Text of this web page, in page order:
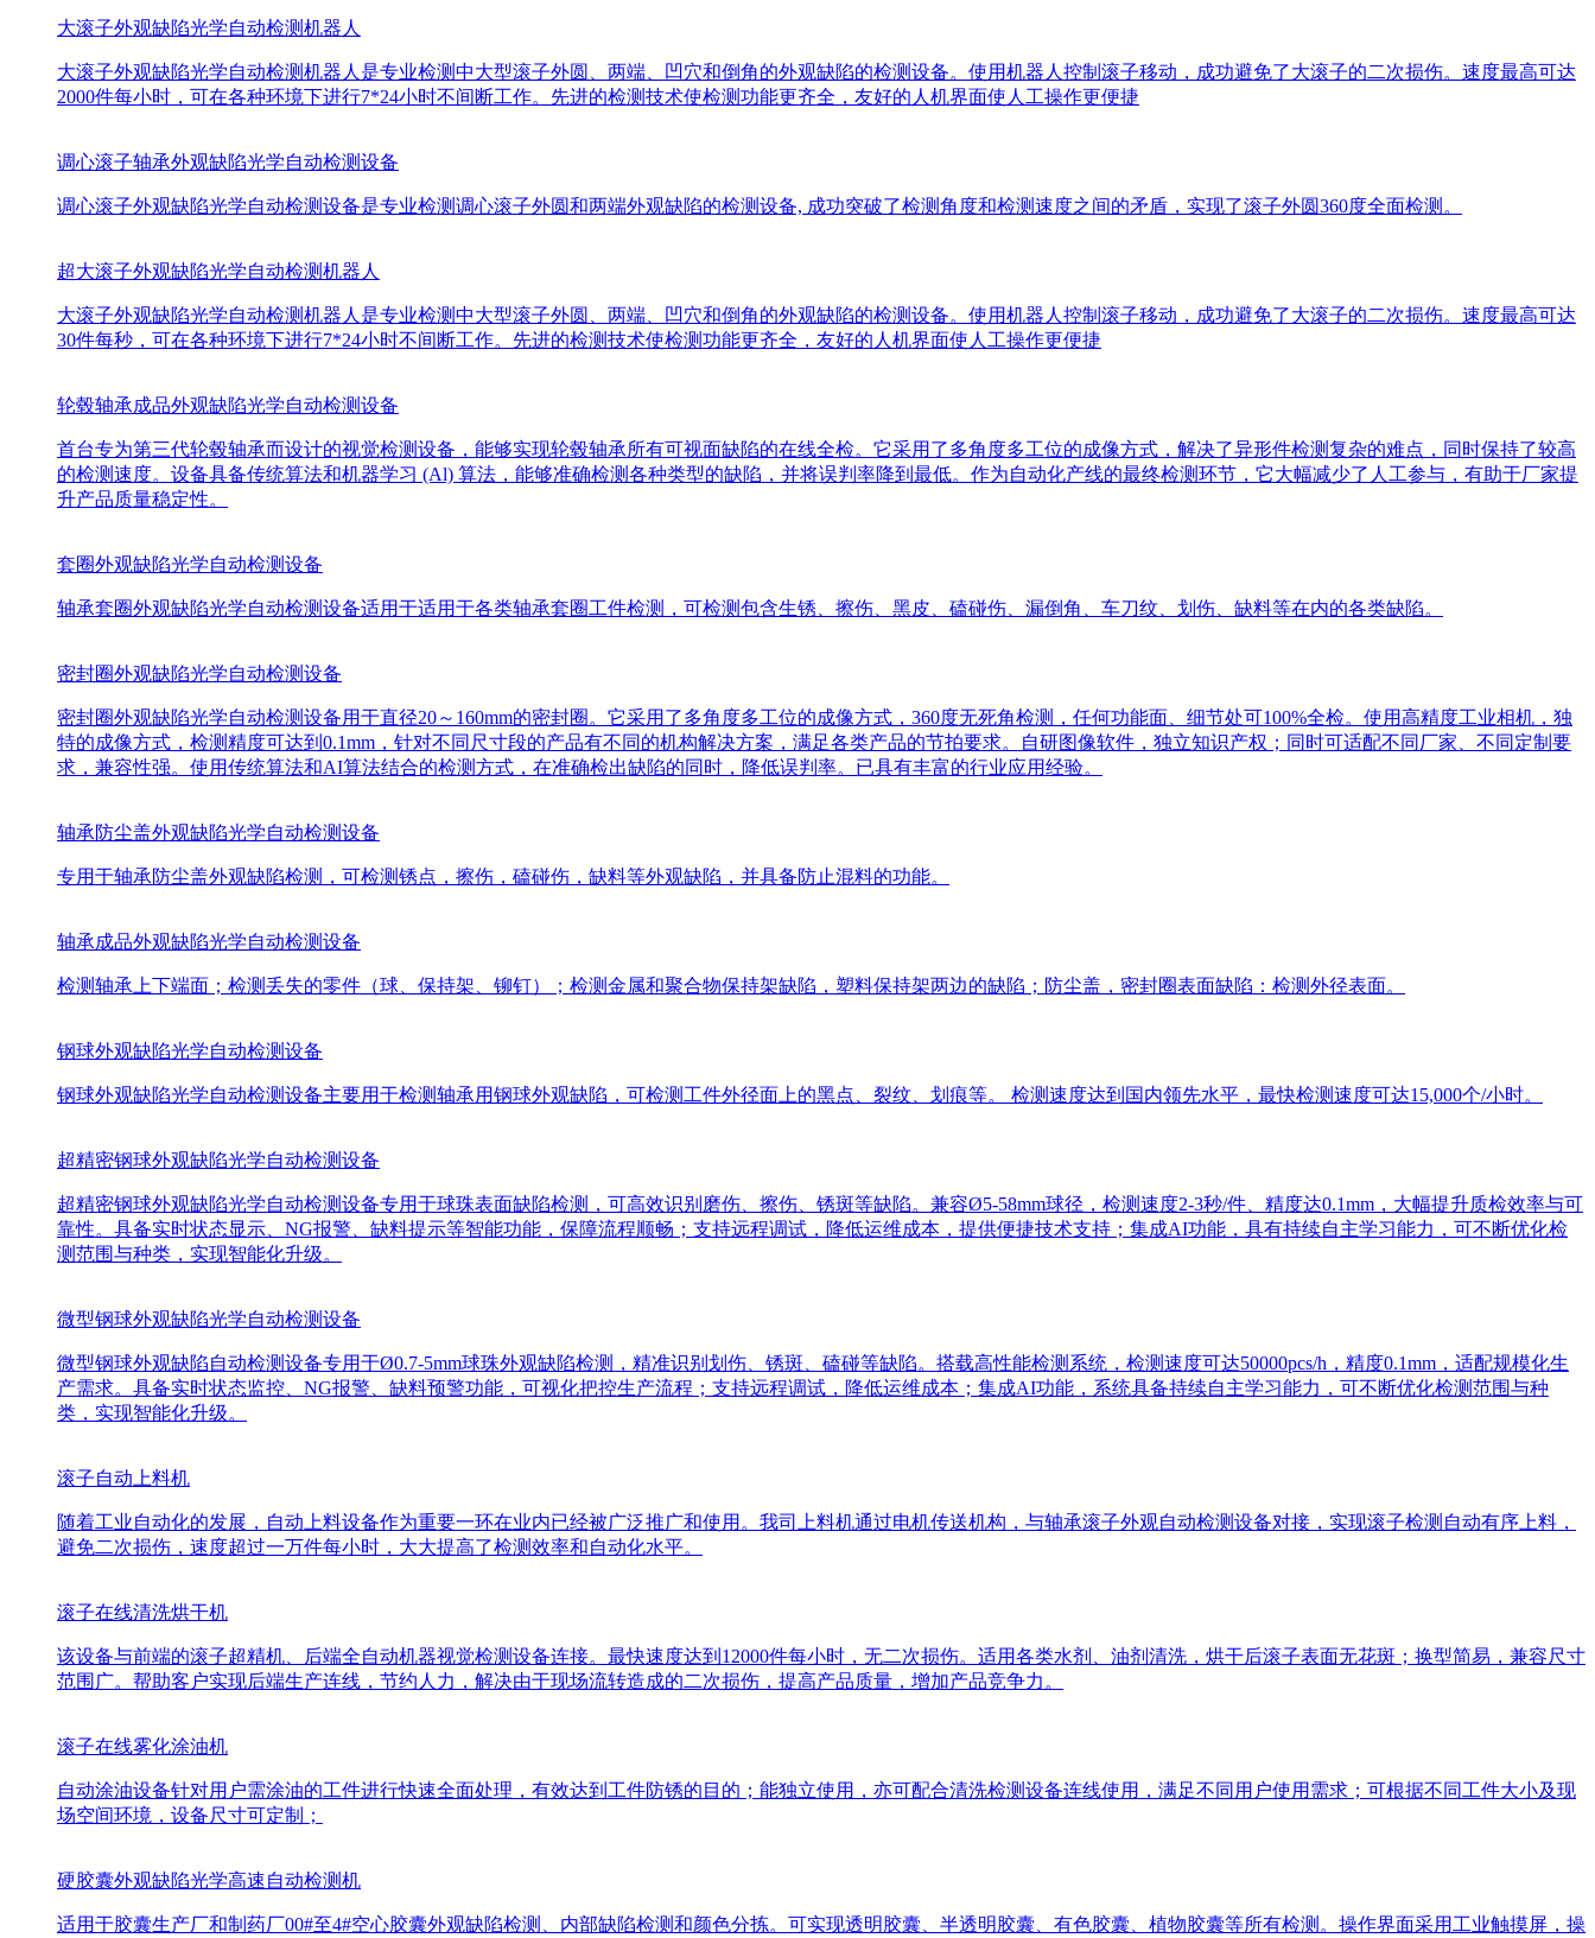
大滚子外观缺陷光学自动检测机器人
大滚子外观缺陷光学自动检测机器人是专业检测中大型滚子外圆、两端、凹穴和倒角的外观缺陷的检测设备。使用机器人控制滚子移动，成功避免了大滚子的二次损伤。速度最高可达
2000件每小时，可在各种环境下进行7*24小时不间断工作。先进的检测技术使检测功能更齐全，友好的人机界面使人工操作更便捷
调心滚子轴承外观缺陷光学自动检测设备
调心滚子外观缺陷光学自动检测设备是专业检测调心滚子外圆和两端外观缺陷的检测设备, 成功突破了检测角度和检测速度之间的矛盾，实现了滚子外圆360度全面检测。
超大滚子外观缺陷光学自动检测机器人
大滚子外观缺陷光学自动检测机器人是专业检测中大型滚子外圆、两端、凹穴和倒角的外观缺陷的检测设备。使用机器人控制滚子移动，成功避免了大滚子的二次损伤。速度最高可达
30件每秒，可在各种环境下进行7*24小时不间断工作。先进的检测技术使检测功能更齐全，友好的人机界面使人工操作更便捷
轮毂轴承成品外观缺陷光学自动检测设备
首台专为第三代轮毂轴承而设计的视觉检测设备，能够实现轮毂轴承所有可视面缺陷的在线全检。它采用了多角度多工位的成像方式，解决了异形件检测复杂的难点，同时保持了较高
的检测速度。设备具备传统算法和机器学习 (Al) 算法，能够准确检测各种类型的缺陷，并将误判率降到最低。作为自动化产线的最终检测环节，它大幅减少了人工参与，有助于厂家提
升产品质量稳定性。
套圈外观缺陷光学自动检测设备
轴承套圈外观缺陷光学自动检测设备适用于适用于各类轴承套圈工件检测，可检测包含生锈、擦伤、黑皮、磕碰伤、漏倒角、车刀纹、划伤、缺料等在内的各类缺陷。
密封圈外观缺陷光学自动检测设备
密封圈外观缺陷光学自动检测设备用于直径20～160mm的密封圈。它采用了多角度多工位的成像方式，360度无死角检测，任何功能面、细节处可100%全检。使用高精度工业相机，独
特的成像方式，检测精度可达到0.1mm，针对不同尺寸段的产品有不同的机构解决方案，满足各类产品的节拍要求。自研图像软件，独立知识产权；同时可适配不同厂家、不同定制要
求，兼容性强。使用传统算法和AI算法结合的检测方式，在准确检出缺陷的同时，降低误判率。已具有丰富的行业应用经验。
轴承防尘盖外观缺陷光学自动检测设备
专用于轴承防尘盖外观缺陷检测，可检测锈点，擦伤，磕碰伤，缺料等外观缺陷，并具备防止混料的功能。
轴承成品外观缺陷光学自动检测设备
检测轴承上下端面；检测丢失的零件（球、保持架、铆钉）；检测金属和聚合物保持架缺陷，塑料保持架两边的缺陷；防尘盖，密封圈表面缺陷：检测外径表面。
钢球外观缺陷光学自动检测设备
钢球外观缺陷光学自动检测设备主要用于检测轴承用钢球外观缺陷，可检测工件外径面上的黑点、裂纹、划痕等。 检测速度达到国内领先水平，最快检测速度可达15,000个/小时。
超精密钢球外观缺陷光学自动检测设备
超精密钢球外观缺陷光学自动检测设备专用于球珠表面缺陷检测，可高效识别磨伤、擦伤、锈斑等缺陷。兼容Ø5-58mm球径，检测速度2-3秒/件、精度达0.1mm，大幅提升质检效率与可
靠性。具备实时状态显示、NG报警、缺料提示等智能功能，保障流程顺畅；支持远程调试，降低运维成本，提供便捷技术支持；集成AI功能，具有持续自主学习能力，可不断优化检
测范围与种类，实现智能化升级。
微型钢球外观缺陷光学自动检测设备
微型钢球外观缺陷自动检测设备专用于Ø0.7-5mm球珠外观缺陷检测，精准识别划伤、锈斑、磕碰等缺陷。搭载高性能检测系统，检测速度可达50000pcs/h，精度0.1mm，适配规模化生
产需求。具备实时状态监控、NG报警、缺料预警功能，可视化把控生产流程；支持远程调试，降低运维成本；集成AI功能，系统具备持续自主学习能力，可不断优化检测范围与种
类，实现智能化升级。
滚子自动上料机
随着工业自动化的发展，自动上料设备作为重要一环在业内已经被广泛推广和使用。我司上料机通过电机传送机构，与轴承滚子外观自动检测设备对接，实现滚子检测自动有序上料，
避免二次损伤，速度超过一万件每小时，大大提高了检测效率和自动化水平。
滚子在线清洗烘干机
该设备与前端的滚子超精机、后端全自动机器视觉检测设备连接。最快速度达到12000件每小时，无二次损伤。适用各类水剂、油剂清洗，烘干后滚子表面无花斑；换型简易，兼容尺寸
范围广。帮助客户实现后端生产连线，节约人力，解决由于现场流转造成的二次损伤，提高产品质量，增加产品竞争力。
滚子在线雾化涂油机
自动涂油设备针对用户需涂油的工件进行快速全面处理，有效达到工件防锈的目的；能独立使用，亦可配合清洗检测设备连线使用，满足不同用户使用需求；可根据不同工件大小及现
场空间环境，设备尺寸可定制；
硬胶囊外观缺陷光学高速自动检测机
适用于胶囊生产厂和制药厂00#至4#空心胶囊外观缺陷检测、内部缺陷检测和颜色分拣。可实现透明胶囊、半透明胶囊、有色胶囊、植物胶囊等所有检测。操作界面采用工业触摸屏，操